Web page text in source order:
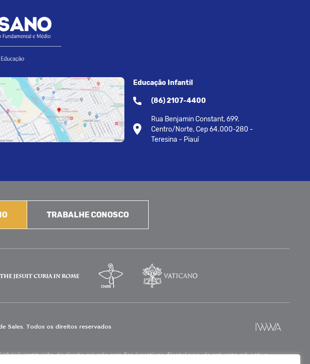
Educação Infantil
(86) 2107-4400
Rua Benjamin Constant, 699.
Centro/Norte, Cep 64.000-280 -
Teresina - Piauí
TRABALHE CONOSCO
Sales. Todos os direitos reservados
instituição de direito privado sem fins lucrativos, filantrópica, de natureza educativa,